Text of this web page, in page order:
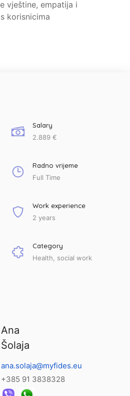
vještine, empatija i
korisnicima
Salary
2.889 €
Radno vrijeme
Full Time
Work experience
2 years
Category
Health, social work
Ana
Šolaja
ana.solaja@myfides.eu
+385 91 3838328